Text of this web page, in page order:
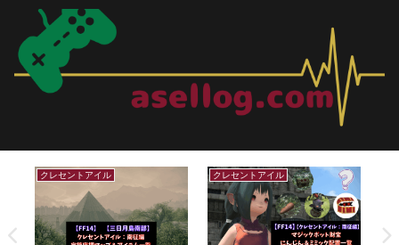
クレセントアイル サブマリンボイジャー